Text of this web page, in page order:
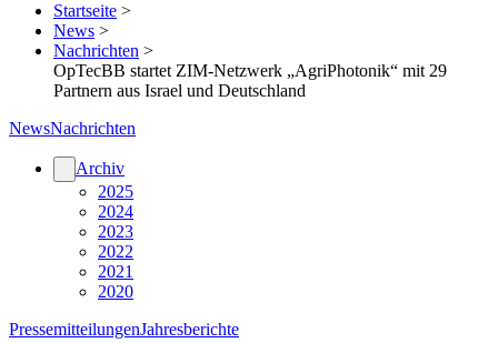
Startseite >
News >
Nachrichten >
OpTecBB startet ZIM-Netzwerk „AgriPhotonik“ mit 29
Partnern aus Israel und Deutschland
NewsNachrichten
Archiv
2025
2024
2023
2022
2021
2020
PressemitteilungenJahresberichte